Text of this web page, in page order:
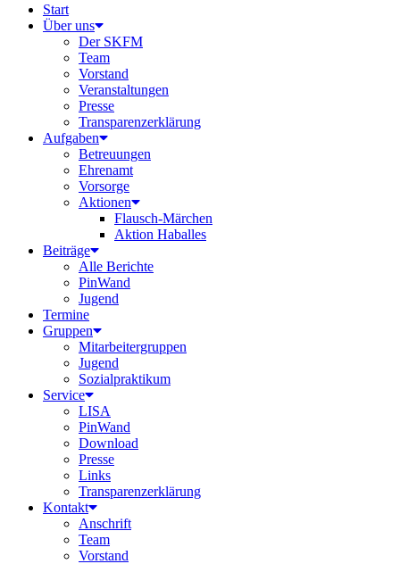
Start
Über uns
Der SKFM
Team
Vorstand
Veranstaltungen
Presse
Transparenzerklärung
Aufgaben
Betreuungen
Ehrenamt
Vorsorge
Aktionen
Flausch-Märchen
Aktion Haballes
Beiträge
Alle Berichte
PinWand
Jugend
Termine
Gruppen
Mitarbeitergruppen
Jugend
Sozialpraktikum
Service
LISA
PinWand
Download
Presse
Links
Transparenzerklärung
Kontakt
Anschrift
Team
Vorstand